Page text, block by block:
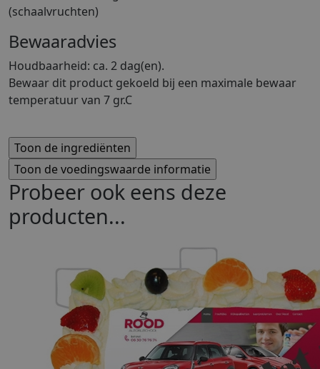
(schaalvruchten)
Bewaaradvies
Houdbaarheid: ca. 2 dag(en).
Bewaar dit product gekoeld bij een maximale bewaar
temperatuur van 7 gr.C
Probeer ook eens deze
producten...